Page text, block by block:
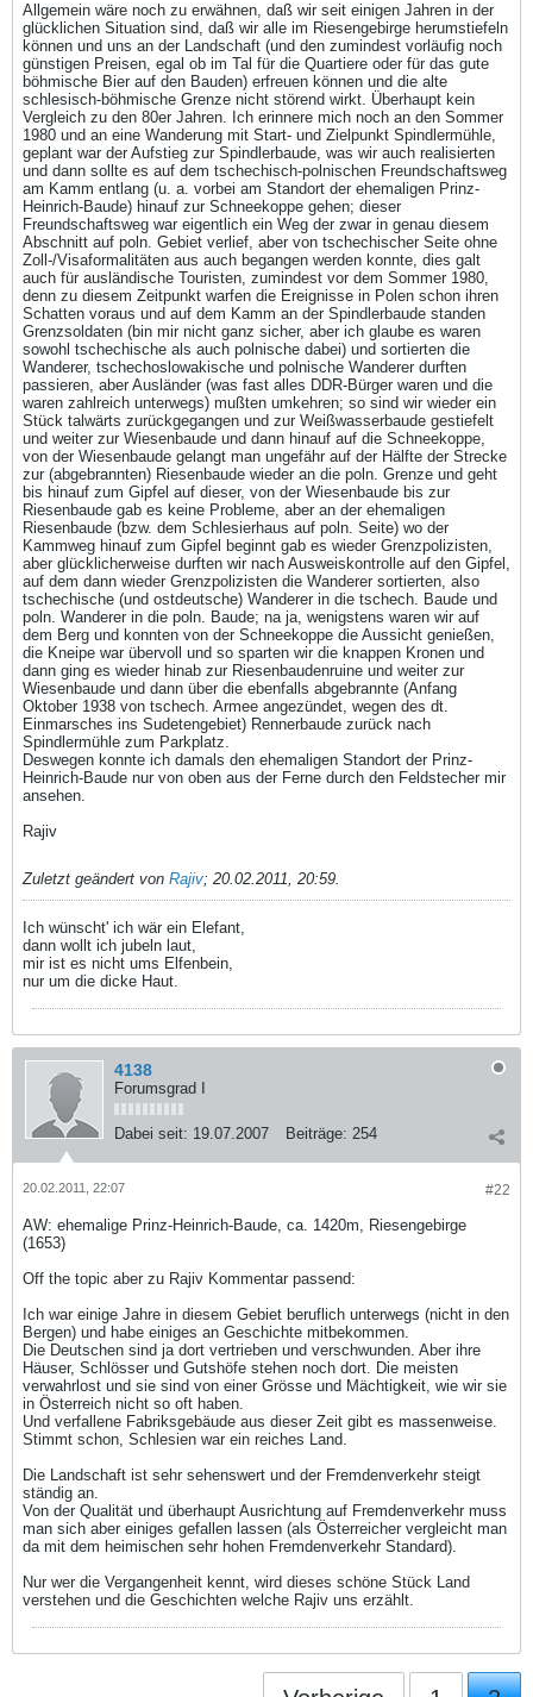
Allgemein wäre noch zu erwähnen, daß wir seit einigen Jahren in der
glücklichen Situation sind, daß wir alle im Riesengebirge herumstiefeln
können und uns an der Landschaft (und den zumindest vorläufig noch
günstigen Preisen, egal ob im Tal für die Quartiere oder für das gute
böhmische Bier auf den Bauden) erfreuen können und die alte
schlesisch-böhmische Grenze nicht störend wirkt. Überhaupt kein
Vergleich zu den 80er Jahren. Ich erinnere mich noch an den Sommer
1980 und an eine Wanderung mit Start- und Zielpunkt Spindlermühle,
geplant war der Aufstieg zur Spindlerbaude, was wir auch realisierten
und dann sollte es auf dem tschechisch-polnischen Freundschaftsweg
am Kamm entlang (u. a. vorbei am Standort der ehemaligen Prinz-
Heinrich-Baude) hinauf zur Schneekoppe gehen; dieser
Freundschaftsweg war eigentlich ein Weg der zwar in genau diesem
Abschnitt auf poln. Gebiet verlief, aber von tschechischer Seite ohne
Zoll-/Visaformalitäten aus auch begangen werden konnte, dies galt
auch für ausländische Touristen, zumindest vor dem Sommer 1980,
denn zu diesem Zeitpunkt warfen die Ereignisse in Polen schon ihren
Schatten voraus und auf dem Kamm an der Spindlerbaude standen
Grenzsoldaten (bin mir nicht ganz sicher, aber ich glaube es waren
sowohl tschechische als auch polnische dabei) und sortierten die
Wanderer, tschechoslowakische und polnische Wanderer durften
passieren, aber Ausländer (was fast alles DDR-Bürger waren und die
waren zahlreich unterwegs) mußten umkehren; so sind wir wieder ein
Stück talwärts zurückgegangen und zur Weißwasserbaude gestiefelt
und weiter zur Wiesenbaude und dann hinauf auf die Schneekoppe,
von der Wiesenbaude gelangt man ungefähr auf der Hälfte der Strecke
zur (abgebrannten) Riesenbaude wieder an die poln. Grenze und geht
bis hinauf zum Gipfel auf dieser, von der Wiesenbaude bis zur
Riesenbaude gab es keine Probleme, aber an der ehemaligen
Riesenbaude (bzw. dem Schlesierhaus auf poln. Seite) wo der
Kammweg hinauf zum Gipfel beginnt gab es wieder Grenzpolizisten,
aber glücklicherweise durften wir nach Ausweiskontrolle auf den Gipfel,
auf dem dann wieder Grenzpolizisten die Wanderer sortierten, also
tschechische (und ostdeutsche) Wanderer in die tschech. Baude und
poln. Wanderer in die poln. Baude; na ja, wenigstens waren wir auf
dem Berg und konnten von der Schneekoppe die Aussicht genießen,
die Kneipe war übervoll und so sparten wir die knappen Kronen und
dann ging es wieder hinab zur Riesenbaudenruine und weiter zur
Wiesenbaude und dann über die ebenfalls abgebrannte (Anfang
Oktober 1938 von tschech. Armee angezündet, wegen des dt.
Einmarsches ins Sudetengebiet) Rennerbaude zurück nach
Spindlermühle zum Parkplatz.
Deswegen konnte ich damals den ehemaligen Standort der Prinz-
Heinrich-Baude nur von oben aus der Ferne durch den Feldstecher mir
ansehen.
Rajiv
Zuletzt geändert von Rajiv; 20.02.2011, 20:59.
Ich wünscht' ich wär ein Elefant,
dann wollt ich jubeln laut,
mir ist es nicht ums Elfenbein,
nur um die dicke Haut.
4138
Forumsgrad I
Dabei seit: 19.07.2007 Beiträge: 254
#22
20.02.2011, 22:07
AW: ehemalige Prinz-Heinrich-Baude, ca. 1420m, Riesengebirge
(1653)
Off the topic aber zu Rajiv Kommentar passend:
Ich war einige Jahre in diesem Gebiet beruflich unterwegs (nicht in den
Bergen) und habe einiges an Geschichte mitbekommen.
Die Deutschen sind ja dort vertrieben und verschwunden. Aber ihre
Häuser, Schlösser und Gutshöfe stehen noch dort. Die meisten
verwahrlost und sie sind von einer Grösse und Mächtigkeit, wie wir sie
in Österreich nicht so oft haben.
Und verfallene Fabriksgebäude aus dieser Zeit gibt es massenweise.
Stimmt schon, Schlesien war ein reiches Land.
Die Landschaft ist sehr sehenswert und der Fremdenverkehr steigt
ständig an.
Von der Qualität und überhaupt Ausrichtung auf Fremdenverkehr muss
man sich aber einiges gefallen lassen (als Österreicher vergleicht man
da mit dem heimischen sehr hohen Fremdenverkehr Standard).
Nur wer die Vergangenheit kennt, wird dieses schöne Stück Land
verstehen und die Geschichten welche Rajiv uns erzählt.